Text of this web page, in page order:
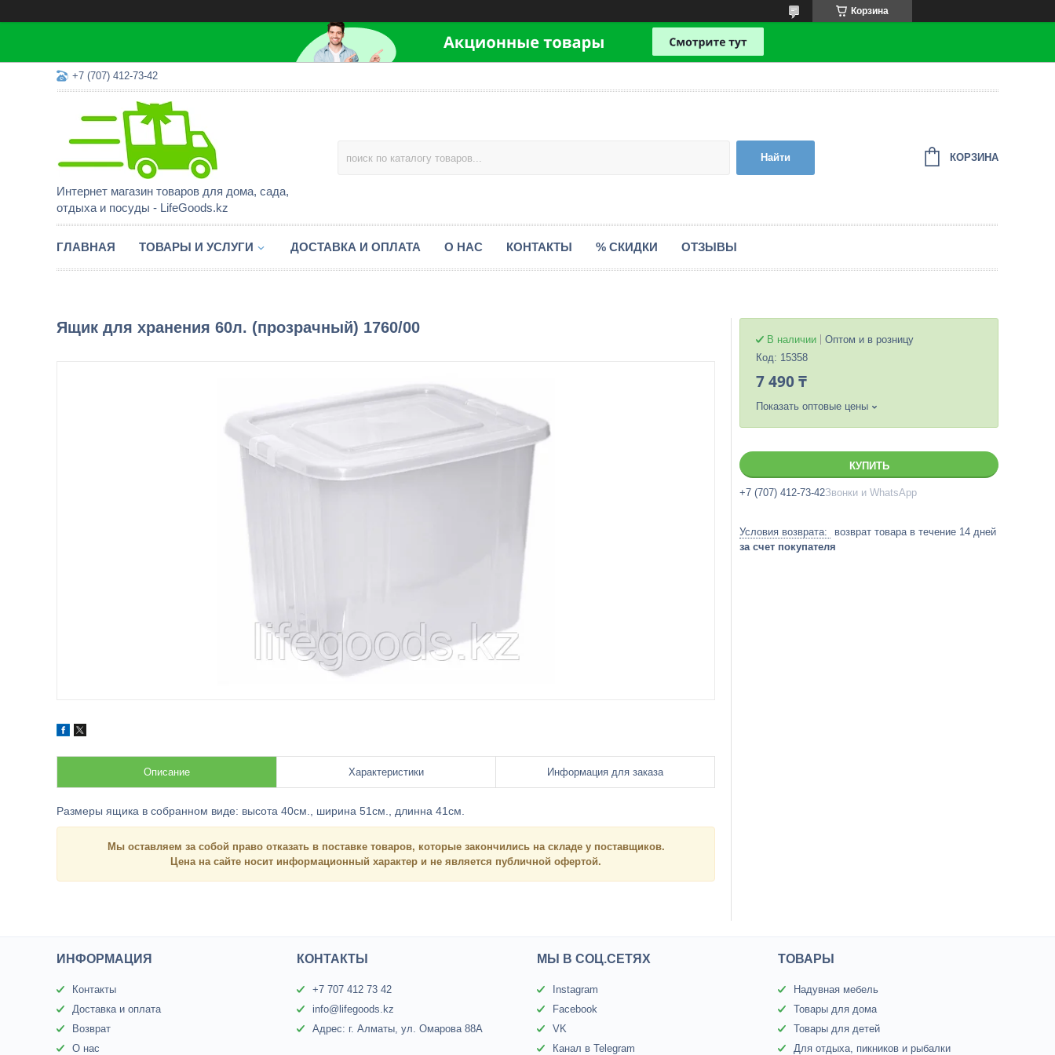
Корзина
+7 (707) 412-73-42
Интернет магазин товаров для дома, сада,
отдыха и посуды - LifeGoods.kz
Найти КОРЗИНА
ГЛАВНАЯ ТОВАРЫ И УСЛУГИ ДОСТАВКА И ОПЛАТА О НАС КОНТАКТЫ % СКИДКИ ОТЗЫВЫ
Ящик для хранения 60л. (прозрачный) 1760/00
Описание Характеристики Информация для заказа
Размеры ящика в собранном виде: высота 40см ., ширина 51см ., длинна 41см
Мы оставляем за собой право отказать в поставке товаров, которые закончились на складе у поставщиков.
Цена на сайте носит информационный характер и не является публичной офертой.
В наличии
Оптом и в розницу
Код: 15358
7 490 ₸
Показать оптовые цены
КУПИТЬ
+7 (707) 412-73-42Звонки и WhatsApp
возврат товара в течение 14 дней
за счет покупателя
ИНФОРМАЦИЯ
Контакты
Доставка и оплата
Возврат
О нас
КОНТАКТЫ
+7 707 412 73 42
info@lifegoods.kz
Адрес: г. Алматы, ул. Омарова 88А
МЫ В СОЦ.СЕТЯХ
Instagram
Facebook
VK
Канал в Telegram
ТОВАРЫ
Надувная мебель
Товары для дома
Товары для детей
Для отдыха, пикников и рыбалки